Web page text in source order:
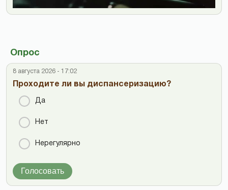
Опрос
8 августа 2026 - 17:02
Проходите ли вы диспансеризацию?
Да
Нет
Нерегулярно
Голосовать